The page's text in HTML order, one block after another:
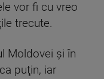
vor fi cu vreo
trecute.
Moldovei şi în
puţin, iar